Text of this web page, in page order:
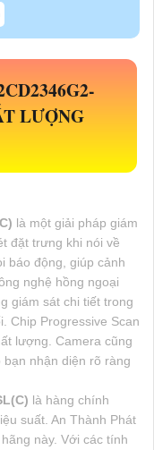
LƯỢNG
là một giải pháp giám
đặt trưng khi nói về
báo động, giúp cảnh
nghệ hồng ngoại
giám sát chi tiết trong
Chip Progressive Scan
lượng. Camera cũng
nhận diện rõ ràng
là hàng chính
suất. An Thành Phát
này. Với các tính